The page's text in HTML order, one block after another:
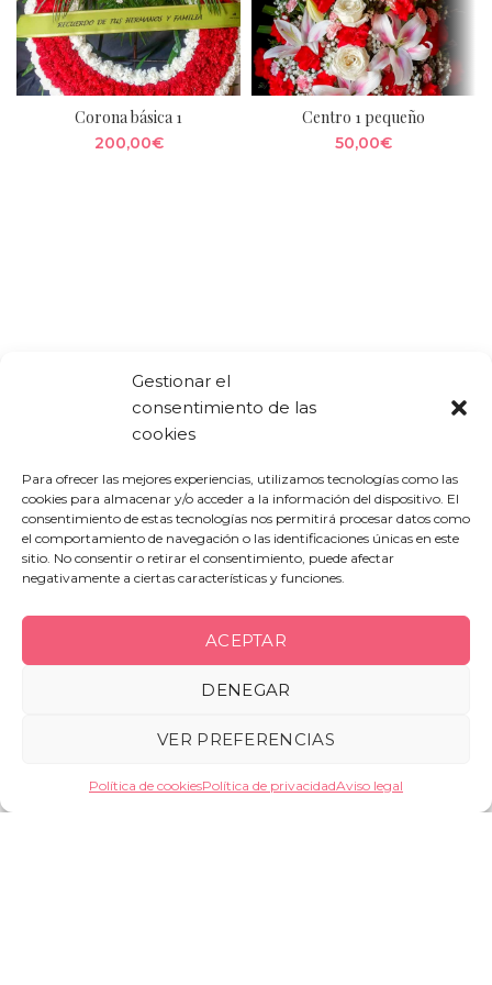
Gestionar el
consentimiento de las
cookies
Para ofrecer las mejores experiencias, utilizamos tecnologías como las
cookies para almacenar y/o acceder a la información del dispositivo. El
consentimiento de estas tecnologías nos permitirá procesar datos como
el comportamiento de navegación o las identificaciones únicas en este
sitio. No consentir o retirar el consentimiento, puede afectar
negativamente a ciertas características y funciones.
ACEPTAR
DENEGAR
VER PREFERENCIAS
Política de cookiesPolítica de privacidadAviso legal
Corona básica 1
200,00€
Centro 1 pequeño
50,00€
Quiénes somos Contactar Mi cuenta
Envíos y
devoluciones
Condiciones del servicio
Gloriosa S.L. 2021. Todos los derechos reservados. |